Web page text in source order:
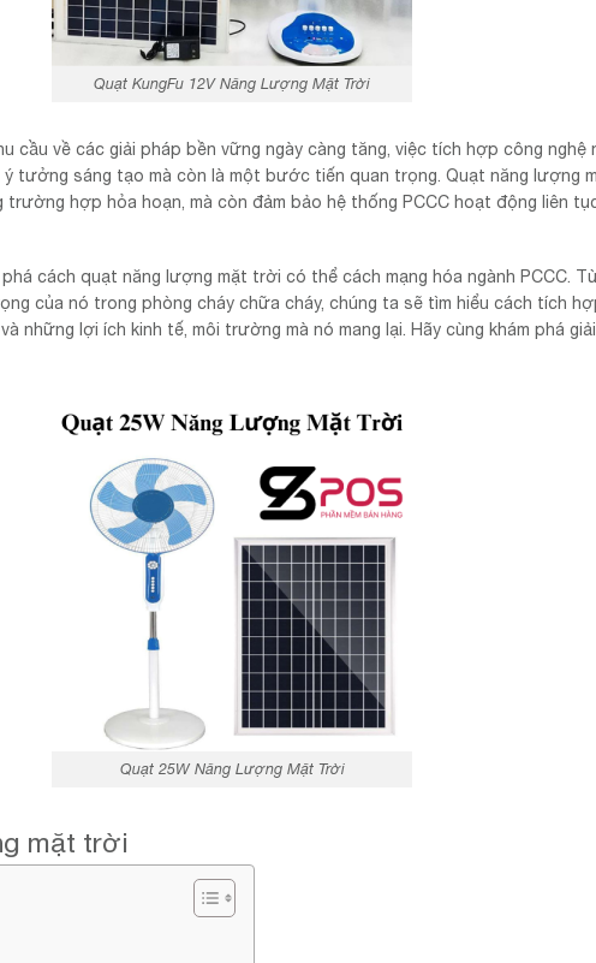
Quạt KungFu 12V Năng Lượng Mặt Trời
cầu về các giải pháp bền vững ngày càng tăng, việc tích hợp công
ý tưởng sáng tạo mà còn là một bước tiến quan trọng. Quạt năng lượng
hợp hỏa hoạn, mà còn đảm bảo hệ thống PCCC hoạt động liên
cách quạt năng lượng mặt trời có thể cách mạng hóa ngành PCCC.
của nó trong phòng cháy chữa cháy, chúng ta sẽ tìm hiểu cách tích
những lợi ích kinh tế, môi trường mà nó mang lại. Hãy cùng khám phá
Quạt 25W Năng Lượng Mặt Trời
mặt trời